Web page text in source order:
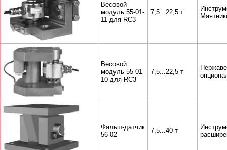
Весовой
модуль 55-01-
11 для RC3
7,5...22,5 т
Весовой
модуль 55-01-
10 для RC3
7,5...22,5 т
Фальш-датчик
56-02
7,5...40 т